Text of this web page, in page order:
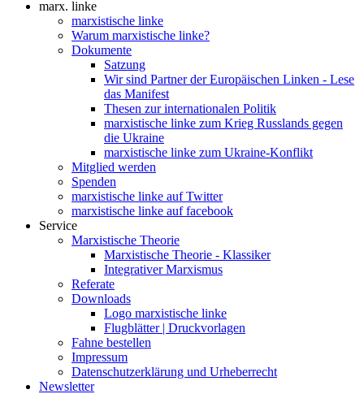
marx. linke
marxistische linke
Warum marxistische linke?
Dokumente
Satzung
Wir sind Partner der Europäischen Linken - Lese
das Manifest
Thesen zur internationalen Politik
marxistische linke zum Krieg Russlands gegen
die Ukraine
marxistische linke zum Ukraine-Konflikt
Mitglied werden
Spenden
marxistische linke auf Twitter
marxistische linke auf facebook
Service
Marxistische Theorie
Marxistische Theorie - Klassiker
Integrativer Marxismus
Referate
Downloads
Logo marxistische linke
Flugblätter | Druckvorlagen
Fahne bestellen
Impressum
Datenschutzerklärung und Urheberrecht
Newsletter